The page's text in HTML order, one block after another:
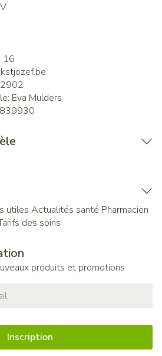
16
Eva Mulders
utiles Actualités santé Pharmacien
des soins
produits et promotions
Inscription